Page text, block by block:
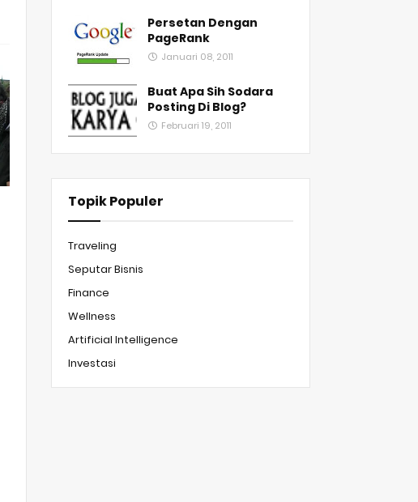
Persetan Dengan
PageRank
Januari 08, 2011
Buat Apa Sih Sodara
Posting Di Blog?
Februari 19, 2011
Topik Populer
Traveling
Seputar Bisnis
Finance
Wellness
Artificial Intelligence
Investasi